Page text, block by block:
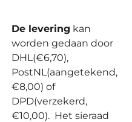
De levering kan
worden gedaan door
DHL(€6,70),
PostNL(aangetekend,
€8,00) of
DPD(verzekerd,
€10,00). Het sieraad